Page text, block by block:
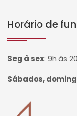
Horário de
Seg à sex: 9h às
Sábados,
Página inicial